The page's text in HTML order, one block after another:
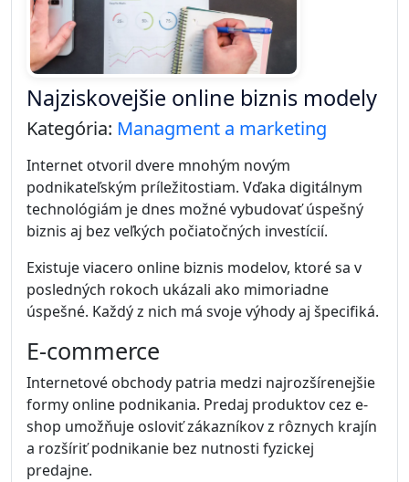
Najziskovejšie online biznis modely
Kategória: Managment a marketing
Internet otvoril dvere mnohým novým
podnikateľským príležitostiam. Vďaka digitálnym
technológiám je dnes možné vybudovať úspešný
biznis aj bez veľkých počiatočných investícií.
Existuje viacero online biznis modelov, ktoré sa v
posledných rokoch ukázali ako mimoriadne
úspešné. Každý z nich má svoje výhody aj špecifiká.
E-commerce
Internetové obchody patria medzi najrozšírenejšie
formy online podnikania. Predaj produktov cez e-
shop umožňuje osloviť zákazníkov z rôznych krajín
a rozšíriť podnikanie bez nutnosti fyzickej
predajne.